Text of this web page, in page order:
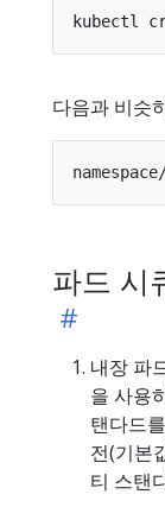
다음과 비슷
파드 시
내장 파
을 사용
탠다드
전(기본
티 스탠